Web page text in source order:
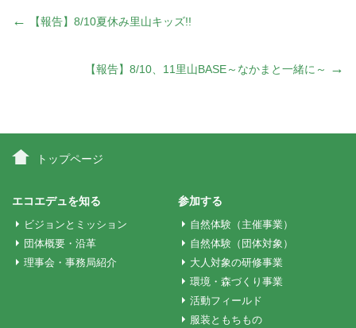
投
ビ
ゲ
ー
← 【報告】8/10夏休み里山キッズ!!
【報告】8/10、11里山BASE～なかまと一緒に～ →
トップページ
エコエデュを知る
ビジョンとミッション
団体概要・沿革
理事会・事務局紹介
参加する
自然体験（主催事業）
自然体験（団体対象）
大人対象の研修事業
環境・森づくり事業
活動フィールド
服装ともちもの